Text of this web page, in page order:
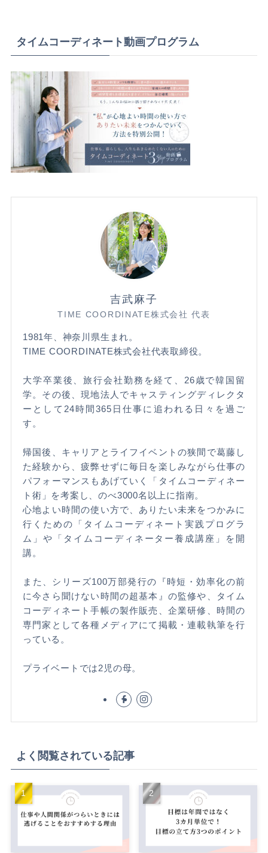
タイムコーディネート動画プログラム
吉武麻子
TIME COORDINATE株式会社 代表
1981年、神奈川県生まれ。
TIME COORDINATE株式会社代表取締役。
大学卒業後、旅行会社勤務を経て、26歳で韓国留
学。その後、現地法人でキャスティングディレクタ
ーとして24時間365日仕事に追われる日々を過ご
す。
帰国後、キャリアとライフイベントの狭間で葛藤し
た経験から、疲弊せずに毎日を楽しみながら仕事の
パフォーマンスもあげていく「タイムコーディネー
ト術」を考案し、のべ3000名以上に指南。
心地よい時間の使い方で、ありたい未来をつかみに
行くための「タイムコーディネート実践プログラ
ム」や「タイムコーディネーター養成講座」を開
講。
また、シリーズ100万部発行の『時短・効率化の前
に今さら聞けない時間の超基本』の監修や、タイム
コーディネート手帳の製作販売、企業研修、時間の
専門家として各種メディアにて掲載・連載執筆を行
っている。
プライベートでは2児の母。
よく閲覧されている記事